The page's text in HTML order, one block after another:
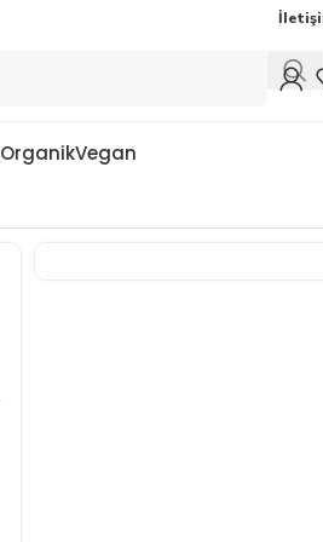
OrganikVegan